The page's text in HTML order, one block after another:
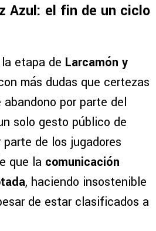
Azul: el fin de un ciclo
etapa de Larcamón y
más dudas que certezas
por parte del
solo gesto público de
de los jugadores
que la comunicación
, haciendo insostenible
de estar clasificados a